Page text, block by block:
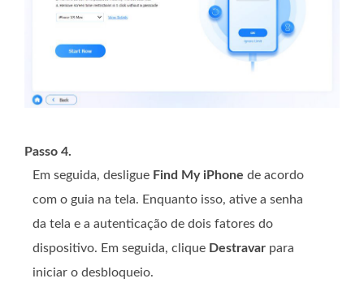
Passo 4.
Em seguida, desligue Find My iPhone de acordo
com o guia na tela. Enquanto isso, ative a senha
da tela e a autenticação de dois fatores do
dispositivo. Em seguida, clique Destravar para
iniciar o desbloqueio.